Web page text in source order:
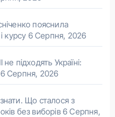
пояснила
курсу 6 Серпня, 2026
підходять Україні:
6 Серпня, 2026
Що сталося з
без виборів 6 Серпня,